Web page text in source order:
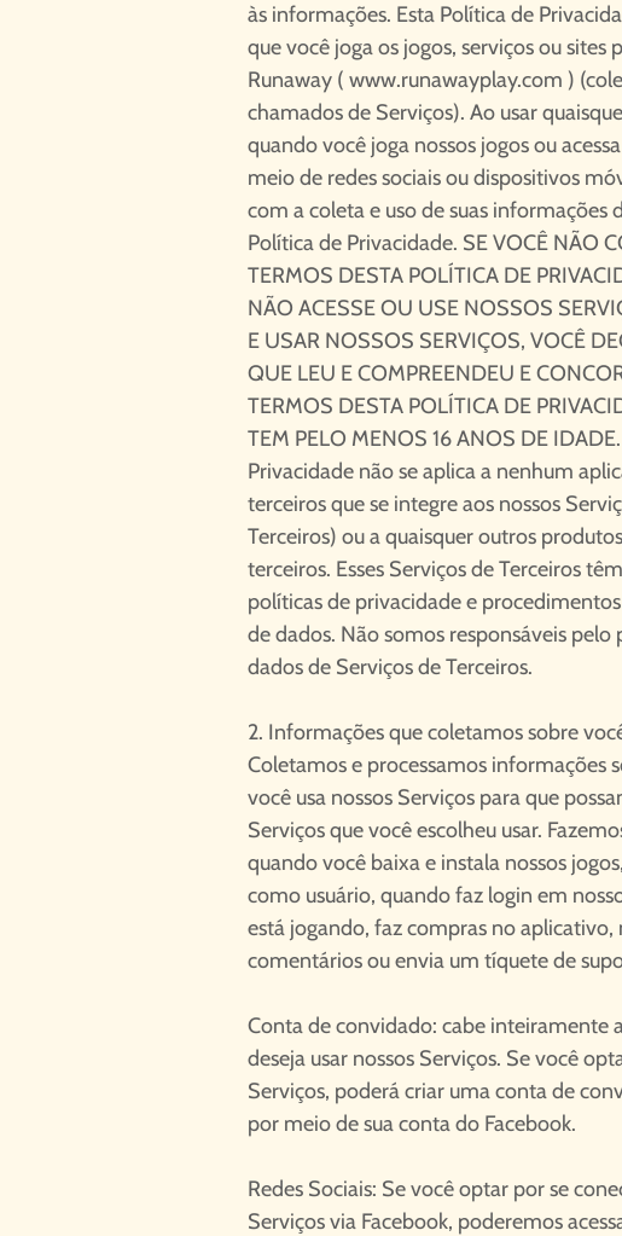
às informações. Esta Política de
que você joga os jogos, serviços ou sites
Runaway ( www.runawayplay.com )
chamados de Serviços). Ao usar
quando você joga nossos jogos ou
meio de redes sociais ou dispositivos
com a coleta e uso de suas informações
Política de Privacidade. SE VOCÊ NÃO
TERMOS DESTA POLÍTICA DE
NÃO ACESSE OU USE NOSSOS
E USAR NOSSOS SERVIÇOS, VOCÊ
QUE LEU E COMPREENDEU E
TERMOS DESTA POLÍTICA DE
TEM PELO MENOS 16 ANOS DE
Privacidade não se aplica a nenhum
terceiros que se integre aos nossos
Terceiros) ou a quaisquer outros
terceiros. Esses Serviços de Terceiros
políticas de privacidade e
de dados. Não somos responsáveis pelo
dados de Serviços de Terceiros.
2. Informações que coletamos sobre
Coletamos e processamos informações
você usa nossos Serviços para que
Serviços que você escolheu usar.
quando você baixa e instala nossos
como usuário, quando faz login em
está jogando, faz compras no aplicativo,
comentários ou envia um tíquete de
Conta de convidado: cabe inteiramente
deseja usar nossos Serviços. Se você
Serviços, poderá criar uma conta de
por meio de sua conta do Facebook.
Redes Sociais: Se você optar por se
Serviços via Facebook, poderemos